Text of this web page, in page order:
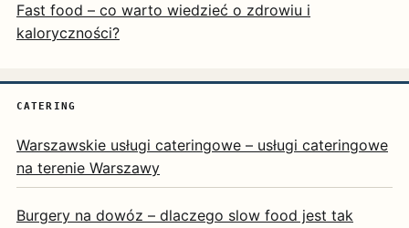
Fast food – co warto wiedzieć o zdrowiu i
kaloryczności?
CATERING
Warszawskie usługi cateringowe – usługi cateringowe
na terenie Warszawy
Burgery na dowóz – dlaczego slow food jest tak